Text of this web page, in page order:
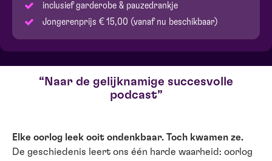
inclusief garderobe & pauzedrankje
Jongerenprijs € 15,00 (vanaf nu beschikbaar)
Naar de gelijknamige succesvolle
podcast
Elke oorlog leek ooit ondenkbaar. Toch kwamen ze.
De geschiedenis leert ons één harde waarheid: oorlog